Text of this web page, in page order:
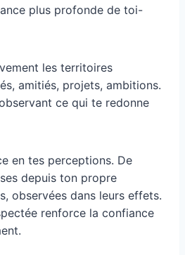
plus profonde de toi-
les territoires
amitiés, projets, ambitions.
ce qui te redonne
en tes perceptions. De
depuis ton propre
observées dans leurs effets.
renforce la confiance